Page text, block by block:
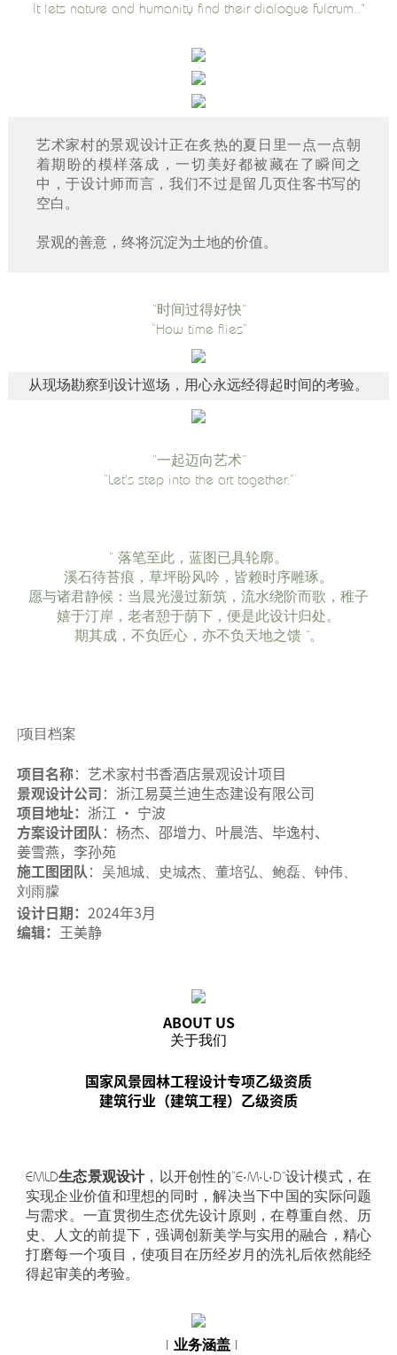
It lets nature and humanity find their dialogue fulcrum.."
艺术家村的景观设计正在炙热的夏日里一点一点朝
着期盼的模样落成，一切美好都被藏在了瞬间之
中，于设计师而言，我们不过是留几页住客书写的
空白。
景观的善意，终将沉淀为土地的价值。
“时间过得好快”
“How time flies”
从现场勘察到设计巡场，用心永远经得起时间的考验。
“一起迈向艺术”
“Let's step into the art together.”
“ 落笔至此，蓝图已具轮廓。
溪石待苔痕，草坪盼风吟，皆赖时序雕琢。
愿与诸君静候：当晨光漫过新筑，流水绕阶而歌，稚子
嬉于汀岸，老者憩于荫下，便是此设计归处。
期其成，不负匠心，亦不负天地之馈 ”。
|项目档案
项目名称：艺术家村书香酒店景观设计项目
景观设计公司：浙江易莫兰迪生态建设有限公司
项目地址： 浙江 · 宁波
方案设计团队：杨杰、邵增力、叶晨浩、毕逸村、
姜雪燕，李孙苑
施工图团队：
吴旭城、史城杰、董培弘、鲍磊、钟伟、
刘雨朦
设计日期： 2024年3月
编辑： 王美静
ABOUT US
关于我们
国家风景园林工程设计专项乙级资质
建筑行业（建筑工程）乙级资质
EMLD生态景观设计，以开创性的“E·M·L·D”设计模式，在
实现企业价值和理想的同时，解决当下中国的实际问题
与需求。一直贯彻生态优先设计原则，在尊重自然、历
史、人文的前提下，强调创新美学与实用的融合，精心
打磨每一个项目，使项目在历经岁月的洗礼后依然能经
得起审美的考验。
| 业务涵盖 |